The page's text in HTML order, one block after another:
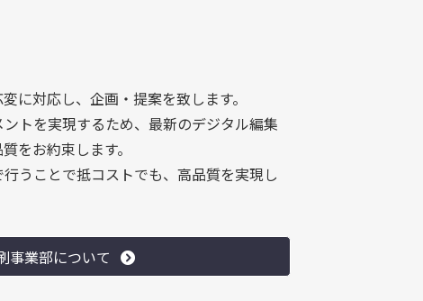
に対応し、企画・提案を致します。
トを実現するため、最新のデジタル編集
をお約束します。
うことで抵コストでも、高品質を実現し
事業部について